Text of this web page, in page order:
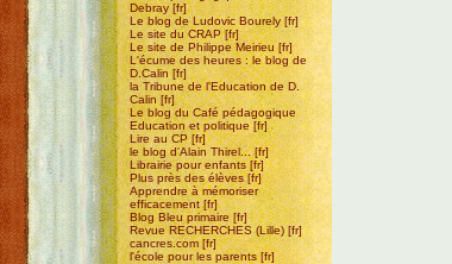
Debray
Le blog de Ludovic Bourely
Le site du CRAP
Le site de Philippe Meirieu
L'écume des heures : le blog de
D.Calin
la Tribune de l'Education de D.
Calin
Le blog du Café pédagogique
Education et politique
Lire au CP
le blog d'Alain Thirel...
Librairie pour enfants
Plus près des élèves
Apprendre à mémoriser
efficacement
Blog Bleu primaire
Revue RECHERCHES (Lille)
cancres.com
l'école pour les parents